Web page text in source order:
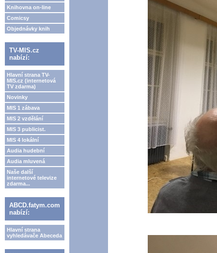
Knihovna on-line
Comicsy
Objednávky knih
TV-MIS.cz
nabízí:
Hlavní strana TV-
MIS.cz (internetová
TV zdarma)
Novinky
MIS 1 zábava
MIS 2 vzdělání
MIS 3 publicist.
MIS 4 lokální
Audia hudební
Audia mluvená
Naše další
internetové televize
zdarma...
ABCD.fatym.com
nabízí:
Hlavní strana
vyhledávače Abeceda